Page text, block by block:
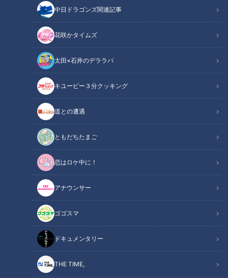
中日ドラゴンズ関連記事
花咲かタイムズ
太田×石井のデララバ
キユーピー３分クッキング
道との遭遇
ともだちたまご
恋はロケ中に！
アナウンサー
ゴゴスマ
ドキュメンタリー
THE TIME,
チャント！
「チャント！」特集
2022年も、た～っくさんの美味しいモノが私たちの生活に幸
せを与えてくれました。ところで、ことしって、どんなグルメ
が流行ったんだっけ！？月間閲覧数およそ300万人を誇る人気
情報サイト「名古屋情報通」の編集長が、今年バズったグルメ
を徹底紹介！まるで、お花のようなウマかわミルクレープか
ら、常識を覆す進化系絶品カツ丼も登場しました。
ことしは「テイクアウトに特化した」プラス誰かに贈りた
くなるスイーツ